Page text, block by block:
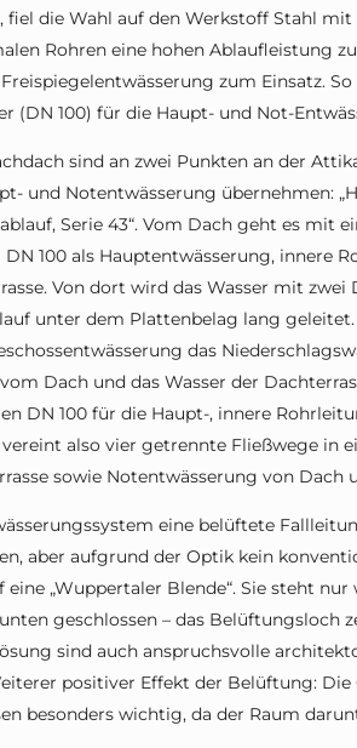
die Wahl auf den Werkstoff Stahl
Rohren eine hohen Ablaufleistung
zum Einsatz.
(DN 100) für die Haupt- und Not-
sind an zwei Punkten an der
und Notentwässerung übernehmen:
Serie 43“. Vom Dach geht es mit
100 als Hauptentwässerung, innere
Von dort wird das Wasser mit
unter dem Plattenbelag lang
das
Dach und das Wasser der
DN 100 für die Haupt-, innere
also vier getrennte Fließwege in
sowie Notentwässerung von Dach
eine belüftete
aber aufgrund der Optik kein
eine „Wuppertaler Blende“. Sie steht
geschlossen – das Belüftungsloch
sind auch anspruchsvolle
positiver Effekt der Belüftung:
besonders wichtig, da der Raum